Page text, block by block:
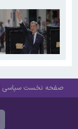
صفحه نخست سیاسی